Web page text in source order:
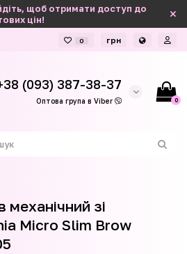
щоб отримати доступ до
цін!
0 грн
(093) 387-38-37
Оптова група в Viber 0
механічний зі
Micro Slim Brow